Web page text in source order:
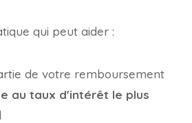
qui peut aider :
de votre remboursement
au taux d'intérêt le plus